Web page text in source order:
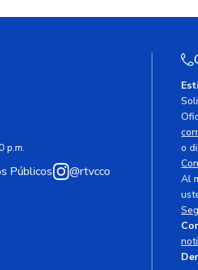
p.m.
Públicos @rtvcco
o
Al